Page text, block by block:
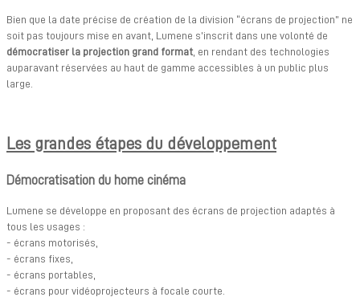
Bien que la date précise de création de la division “écrans de projection” ne
soit pas toujours mise en avant, Lumene s’inscrit dans une volonté de
démocratiser la projection grand format , en rendant des technologies
auparavant réservées au haut de gamme accessibles à un public plus
large.
Les grandes étapes du développement
Démocratisation du home cinéma
Lumene se développe en proposant des écrans de projection adaptés à
tous les usages :
- écrans motorisés,
- écrans fixes,
- écrans portables,
- écrans pour vidéoprojecteurs à focale courte.